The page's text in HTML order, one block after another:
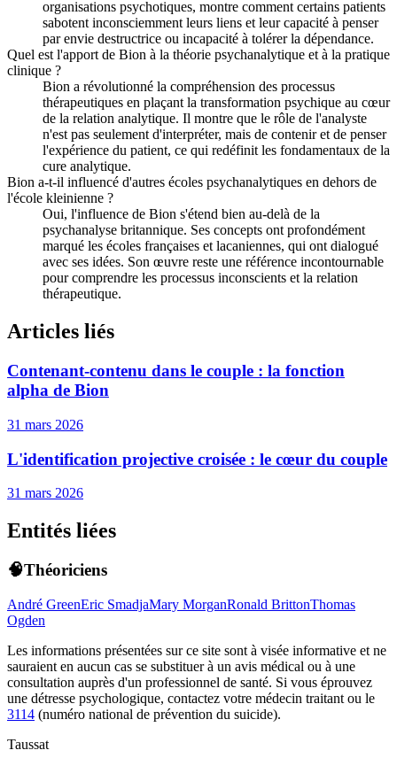
organisations psychotiques, montre comment certains patients
sabotent inconsciemment leurs liens et leur capacité à penser
par envie destructrice ou incapacité à tolérer la dépendance.
Quel est l'apport de Bion à la théorie psychanalytique et à la pratique
clinique ?
Bion a révolutionné la compréhension des processus
thérapeutiques en plaçant la transformation psychique au cœur
de la relation analytique. Il montre que le rôle de l'analyste
n'est pas seulement d'interpréter, mais de contenir et de penser
l'expérience du patient, ce qui redéfinit les fondamentaux de la
cure analytique.
Bion a-t-il influencé d'autres écoles psychanalytiques en dehors de
l'école kleinienne ?
Oui, l'influence de Bion s'étend bien au-delà de la
psychanalyse britannique. Ses concepts ont profondément
marqué les écoles françaises et lacaniennes, qui ont dialogué
avec ses idées. Son œuvre reste une référence incontournable
pour comprendre les processus inconscients et la relation
thérapeutique.
Articles liés
Contenant-contenu dans le couple : la fonction
alpha de Bion
31 mars 2026
L'identification projective croisée : le cœur du couple
31 mars 2026
Entités liées
🧠Théoriciens
André GreenEric SmadjaMary MorganRonald BrittonThomas
Ogden
Les informations présentées sur ce site sont à visée informative et ne
sauraient en aucun cas se substituer à un avis médical ou à une
consultation auprès d'un professionnel de santé. Si vous éprouvez
une détresse psychologique, contactez votre médecin traitant ou le
3114 (numéro national de prévention du suicide).
Taussat